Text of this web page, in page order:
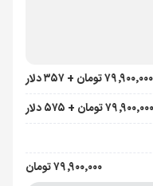
۷۹٬۹۰۰٬۰۰۰ تومان + ۳۵۷ دلار
۷۹٬۹۰۰٬۰۰۰ تومان + ۵۷۵ دلار
۷۹٬۹۰۰٬۰۰۰ تومان